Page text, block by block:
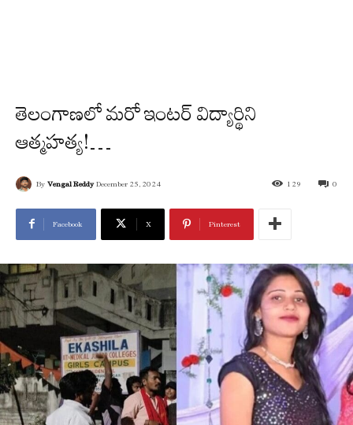
తెలంగాణలో మరో ఇంటర్ విద్యార్థిని
ఆత్మహత్య!…
By Vengal Reddy December 25, 2024 0
129
Facebook X Pinterest